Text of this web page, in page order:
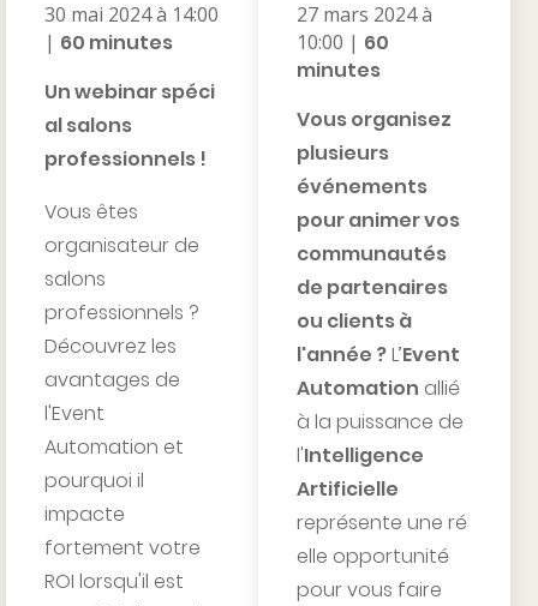
30 mai 2024 à 14:00
| 60 minutes
Un webinar spéci
al salons
professionnels !
Vous êtes
organisateur de
salons
professionnels ?
Découvrez les
avantages de
l'Event
Automation et
pourquoi il
impacte
fortement votre
ROI lorsqu'il est
27 mars 2024 à
10:00 | 60
minutes
Vous organisez
plusieurs
événements
pour animer vos
communautés
de partenaires
ou clients à
l'année ?L’Event
Automation allié
à la puissance de
l'Intelligence
Artificielle
représente une ré
elle opportunité
pour vous faire